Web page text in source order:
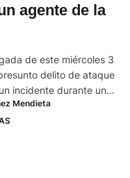
agente de la
de este miércoles 3
delito de ataque
incidente durante un
se registró cerca de
Gil Ramírez
Mendieta